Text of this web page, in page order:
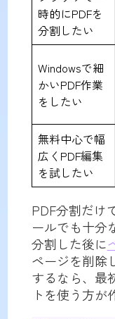
時的にPDFを
分割したい
Windowsで細
かいPDF作業
をしたい
無料中心で幅
広くPDF編集
を試したい
PDF分割だけ
ールでも十分
分割した後に
ページを削除
するなら、最
トを使う方が